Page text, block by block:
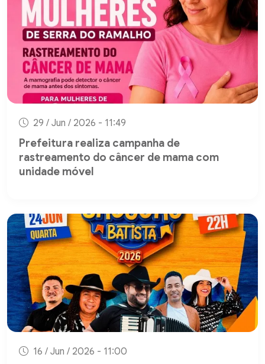
29 / Jun / 2026 - 11:49
Prefeitura realiza campanha de
rastreamento do câncer de mama com
unidade móvel
16 / Jun / 2026 - 11:00